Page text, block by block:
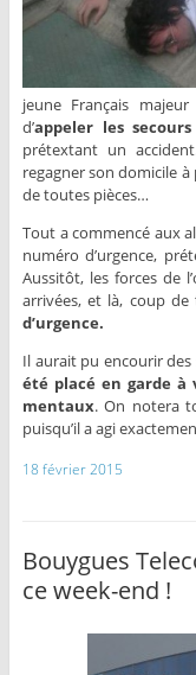
jeune Français
d’appeler les
prétextant un
regagner son domicile
de toutes pièces…
Tout a commencé aux
numéro d’urgence,
Aussitôt, les forces de
arrivées, et là, coup
d’urgence.
Il aurait pu encourir
été placé en garde à
mentaux. On notera
puisqu’il a agi
18 février 2015
Bouygues
ce week-end !